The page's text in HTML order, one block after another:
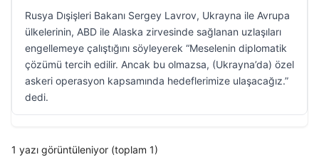
Rusya Dışişleri Bakanı Sergey Lavrov, Ukrayna ile Avrupa
ülkelerinin, ABD ile Alaska zirvesinde sağlanan uzlaşıları
engellemeye çalıştığını söyleyerek “Meselenin diplomatik
çözümü tercih edilir. Ancak bu olmazsa, (Ukrayna’da) özel
askeri operasyon kapsamında hedeflerimize ulaşacağız.”
dedi.
1 yazı görüntüleniyor (toplam 1)